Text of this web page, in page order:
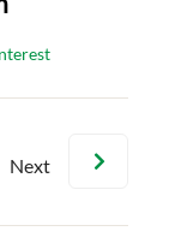
Next